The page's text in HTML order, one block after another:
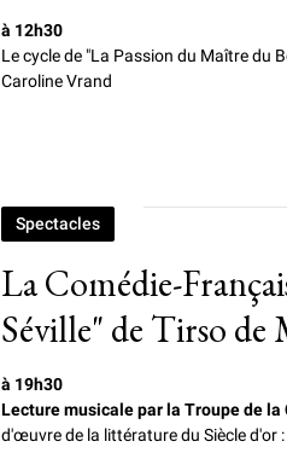
à 12h30
Le cycle de "La Passion du Maître du
Caroline Vrand
La Comédie-
Séville" de Tirso de
Spectacles
à 19h30
Lecture musicale par la Troupe de
d'œuvre de la littérature du Siècle d'or :